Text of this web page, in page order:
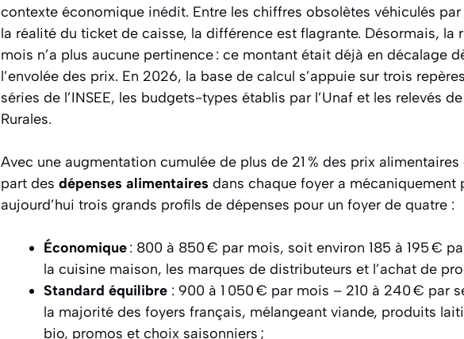
contexte économique inédit. Entre les chiffres obsolètes véhiculés par
la réalité du ticket de caisse, la différence est flagrante. Désormais, la
mois n’a plus aucune pertinence : ce montant était déjà en décalage
l’envolée des prix. En 2026, la base de calcul s’appuie sur trois
séries de l’INSEE, les budgets-types établis par l’Unaf et les relevés
Rurales.
Avec une augmentation cumulée de plus de 21 % des prix
part des dépenses alimentaires dans chaque foyer a mécaniquement
aujourd’hui trois grands profils de dépenses pour un foyer de quatre :
Économique: 800 à 850 € par mois, soit environ 185 à 195 €
la cuisine maison, les marques de distributeurs et l’achat de
Standard équilibre : 900 à 1 050 € par mois – 210 à 240 € par
la majorité des foyers français, mélangeant viande, produits
bio, promos et choix saisonniers ;